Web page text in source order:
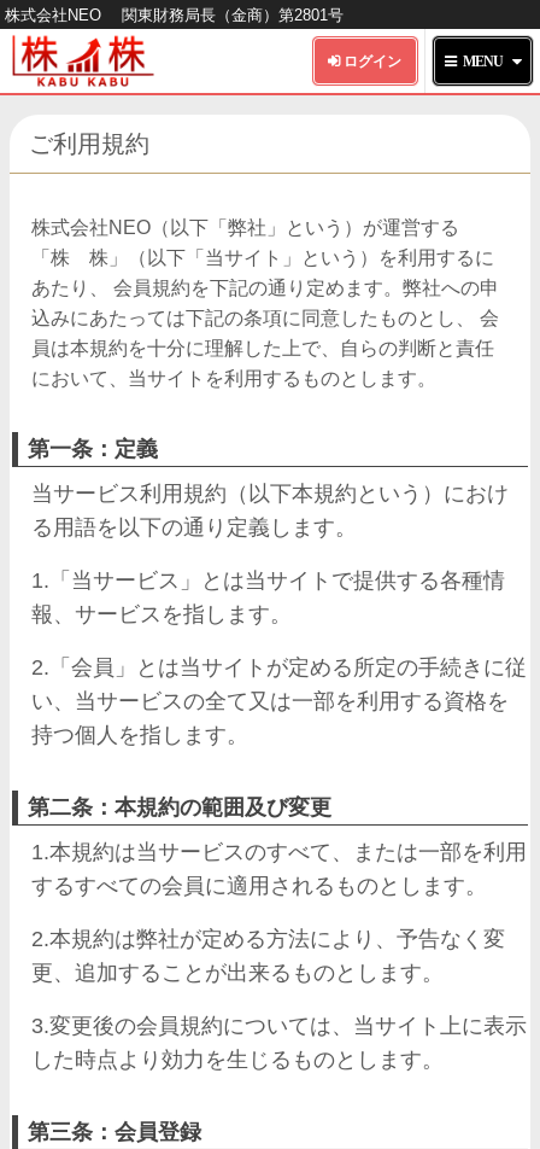
株式会社NEO 関東財務局長（金商）第2801号
HOME
提供プラン
サイトのご利用方法
ご利用規約
株式会社NEO（以下「弊社」という）が運営する
「株 株」（以下「当サイト」という）を利用するに
あたり、 会員規約を下記の通り定めます。弊社への申
込みにあたっては下記の条項に同意したものとし、 会
員は本規約を十分に理解した上で、自らの判断と責任
において、当サイトを利用するものとします。
第一条：定義
当サービス利用規約（以下本規約という）におけ
る用語を以下の通り定義します。
1.「当サービス」とは当サイトで提供する各種情
報、サービスを指します。
2.「会員」とは当サイトが定める所定の手続きに従
い、当サービスの全て又は一部を利用する資格を
持つ個人を指します。
第二条：本規約の範囲及び変更
1.本規約は当サービスのすべて、または一部を利用
するすべての会員に適用されるものとします。
2.本規約は弊社が定める方法により、予告なく変
更、追加することが出来るものとします。
3.変更後の会員規約については、当サイト上に表示
した時点より効力を生じるものとします。
第三条：会員登録